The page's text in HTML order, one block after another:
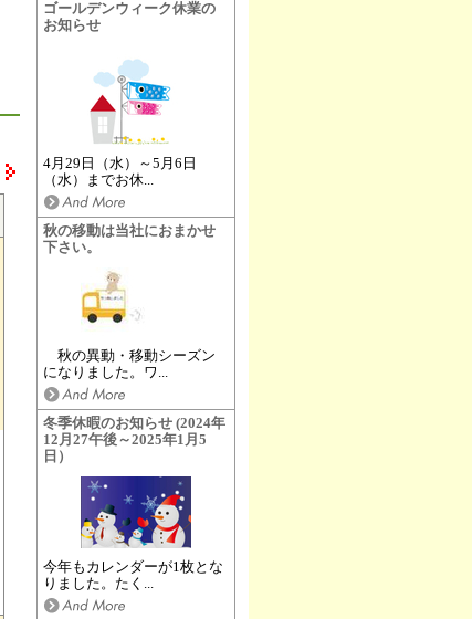
ゴールデンウィーク休業の
お知らせ
4月29日（水）～5月6日
（水）までお休...
秋の移動は当社におまかせ
下さい。
秋の異動・移動シーズン
になりました。ワ...
冬季休暇のお知らせ (2024年
12月27午後～2025年1月5
日）
今年もカレンダーが1枚とな
りました。たく...